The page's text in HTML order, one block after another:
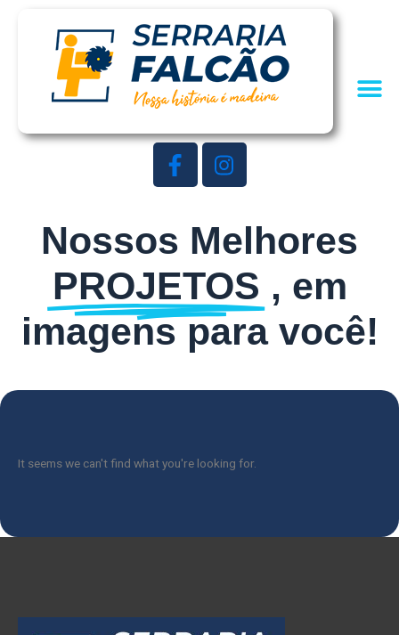
Nossos Melhores
PROJETOS , em
imagens para você!
It seems we can't find what you're looking for.